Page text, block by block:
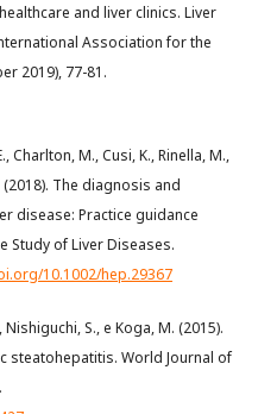
and liver clinics. Liver
Association for the
2019), 77-81.
Charlton, M., Cusi, K., Rinella, M.,
(2018). The diagnosis and
disease: Practice guidance
Study of Liver Diseases.
10.1002/hep.29367
S., e Koga, M. (2015).
steatohepatitis. World Journal of